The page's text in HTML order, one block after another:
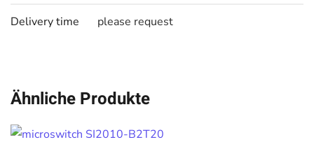
Delivery time please request
Ähnliche Produkte